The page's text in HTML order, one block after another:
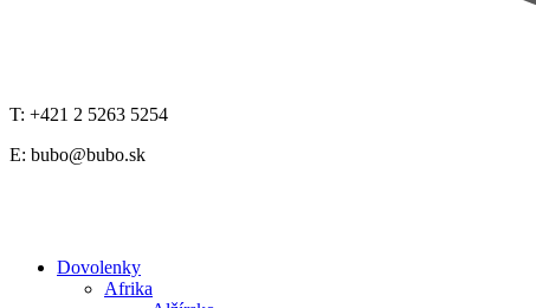
T: +421 2 5263 5254
E: bubo@bubo.sk
Dovolenky
Afrika